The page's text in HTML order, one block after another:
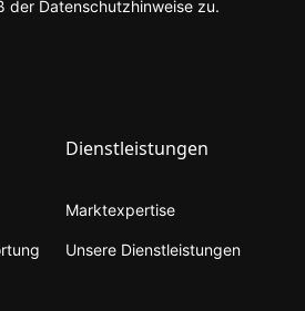
der Datenschutzhinweise zu.
Dienstleistungen
Marktexpertise
Unsere Dienstleistungen